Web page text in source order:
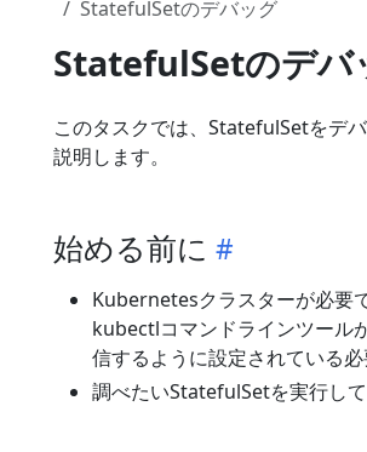
StatefulSetのデバッグ
StatefulSetのデバ
このタスクでは、StatefulSetをデ
説明します。
始める前に
Kubernetesクラスターが必要
kubectlコマンドラインツール
信するように設定されている必
調べたいStatefulSetを実行して